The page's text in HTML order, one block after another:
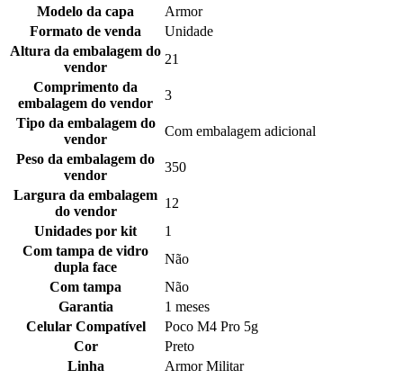
Modelo da capa
Armor
Formato de venda
Unidade
Altura da embalagem do
vendor
21
Comprimento da
embalagem do vendor
3
Tipo da embalagem do
vendor
Com embalagem adicional
Peso da embalagem do
vendor
350
Largura da embalagem
do vendor
12
Unidades por kit
1
Com tampa de vidro
dupla face
Não
Com tampa
Não
Garantia
1 meses
Celular Compatível
Poco M4 Pro 5g
Cor
Preto
Linha
Armor Militar